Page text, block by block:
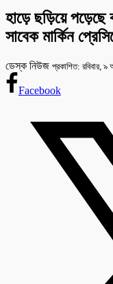
হাড়ে ছড়িয়ে পড়েছে
সাবেক মার্কিন
ডেস্ক নিউজ প্রকাশিত: রবিবার,
Facebook